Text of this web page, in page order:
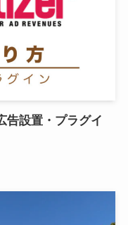
告設置・プラグイ